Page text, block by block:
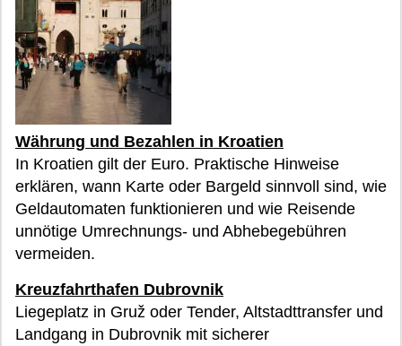
Währung und Bezahlen in Kroatien
In Kroatien gilt der Euro. Praktische Hinweise
erklären, wann Karte oder Bargeld sinnvoll sind, wie
Geldautomaten funktionieren und wie Reisende
unnötige Umrechnungs- und Abhebegebühren
vermeiden.
Kreuzfahrthafen Dubrovnik
Liegeplatz in Gruž oder Tender, Altstadttransfer und
Landgang in Dubrovnik mit sicherer